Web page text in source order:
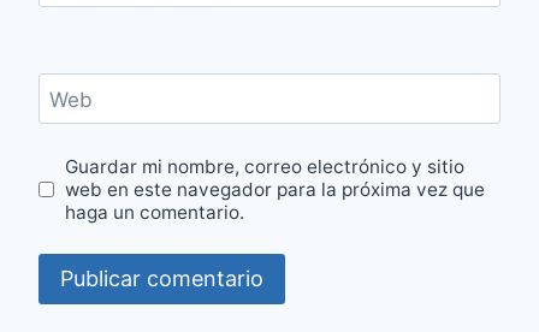
Web
Guardar mi nombre, correo electrónico y sitio
web en este navegador para la próxima vez que
haga un comentario.